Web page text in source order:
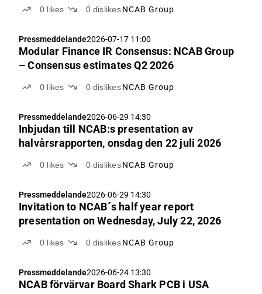
0 likes 0 dislikes NCAB Group
Pressmeddelande2026-07-17 11:00
Modular Finance IR Consensus: NCAB Group
– Consensus estimates Q2 2026
0 likes 0 dislikes NCAB Group
Pressmeddelande2026-06-29 14:30
Inbjudan till NCAB:s presentation av
halvårsrapporten, onsdag den 22 juli 2026
0 likes 0 dislikes NCAB Group
Pressmeddelande2026-06-29 14:30
Invitation to NCAB´s half year report
presentation on Wednesday, July 22, 2026
0 likes 0 dislikes NCAB Group
Pressmeddelande2026-06-24 13:30
NCAB förvärvar Board Shark PCB i USA